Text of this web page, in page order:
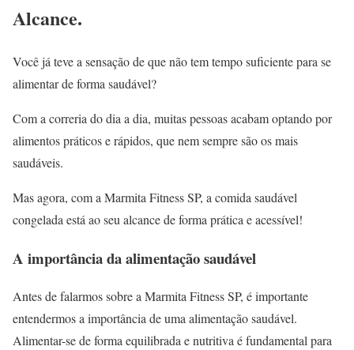
Alcance.
Você já teve a sensação de que não tem tempo suficiente para se
alimentar de forma saudável?
Com a correria do dia a dia, muitas pessoas acabam optando por
alimentos práticos e rápidos, que nem sempre são os mais
saudáveis.
Mas agora, com a Marmita Fitness SP, a comida saudável
congelada está ao seu alcance de forma prática e acessível!
A importância da alimentação saudável
Antes de falarmos sobre a Marmita Fitness SP, é importante
entendermos a importância de uma alimentação saudável.
Alimentar-se de forma equilibrada e nutritiva é fundamental para